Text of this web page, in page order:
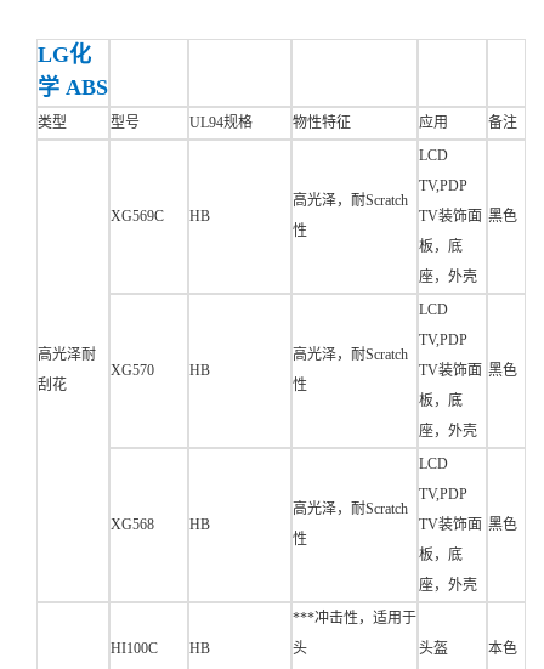
LG化
学 ABS
类型 型号 UL94规格 物性特征 应用 备注
高光泽耐
刮花
XG569C HB
高光泽，耐Scratch
性
LCD
TV,PDP
TV装饰面
板，底
座，外壳
黑色
XG570 HB
高光泽，耐Scratch
性
LCD
TV,PDP
TV装饰面
板，底
座，外壳
黑色
XG568 HB
高光泽，耐Scratch
性
LCD
TV,PDP
TV装饰面
板，底
座，外壳
黑色
HI100C HB
***冲击性，适用于
头
头盔 本色